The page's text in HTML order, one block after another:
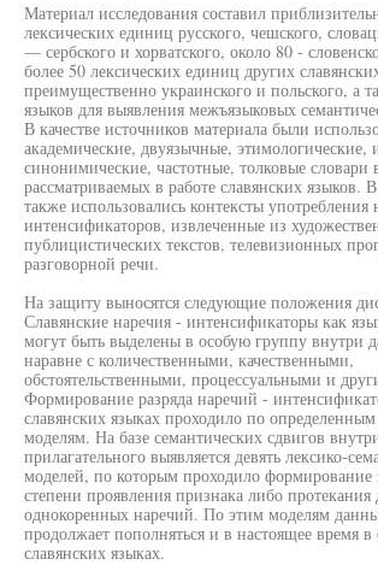
Материал исследования составил
лексических единиц русского, чешского,
— сербского и хорватского, около 80 -
более 50 лексических единиц других
преимущественно украинского и польского, а
языков для выявления межъязыковых
В качестве источников материала были
академические, двуязычные, этимологические,
синонимические, частотные, толковые словари
рассматриваемых в работе славянских языков.
также использовались контексты
интенсификаторов, извлеченные из
публицистических текстов, телевизионных
разговорной речи.
На защиту выносятся следующие положения
Славянские наречия - интенсификаторы как
могут быть выделены в особую группу внутри
наравне с количественными, качественными,
обстоятельственными, процессуальными и
Формирование разряда наречий -
славянских языках проходило по
моделям. На базе семантических сдвигов
прилагательного выявляется девять лексико-
моделей, по которым проходило формирование
степени проявления признака либо протекания
однокоренных наречий. По этим моделям
продолжает пополняться и в настоящее время
славянских языках.